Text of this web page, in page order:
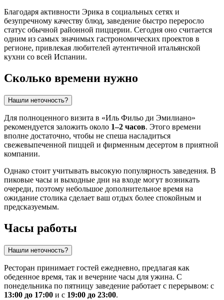
Благодаря активности Эрика в социальных сетях и
безупречному качеству блюд, заведение быстро переросло
статус обычной районной пиццерии. Сегодня оно считается
одним из самых значимых гастрономических проектов в
регионе, привлекая любителей аутентичной итальянской
кухни со всей Испании.
Сколько времени нужно
Нашли неточность?
Для полноценного визита в «Иль Фильо ди Эмилиано»
рекомендуется заложить около 1–2 часов. Этого времени
вполне достаточно, чтобы не спеша насладиться
свежевыпеченной пиццей и фирменным десертом в приятной
компании.
Однако стоит учитывать высокую популярность заведения. В
пиковые часы и выходные дни на входе могут возникать
очереди, поэтому небольшое дополнительное время на
ожидание столика сделает ваш отдых более спокойным и
предсказуемым.
Часы работы
Нашли неточность?
Ресторан принимает гостей ежедневно, предлагая как
обеденное время, так и вечерние часы для ужина. С
понедельника по пятницу заведение работает с перерывом: с
13:00 до 17:00 и с 19:00 до 23:00.